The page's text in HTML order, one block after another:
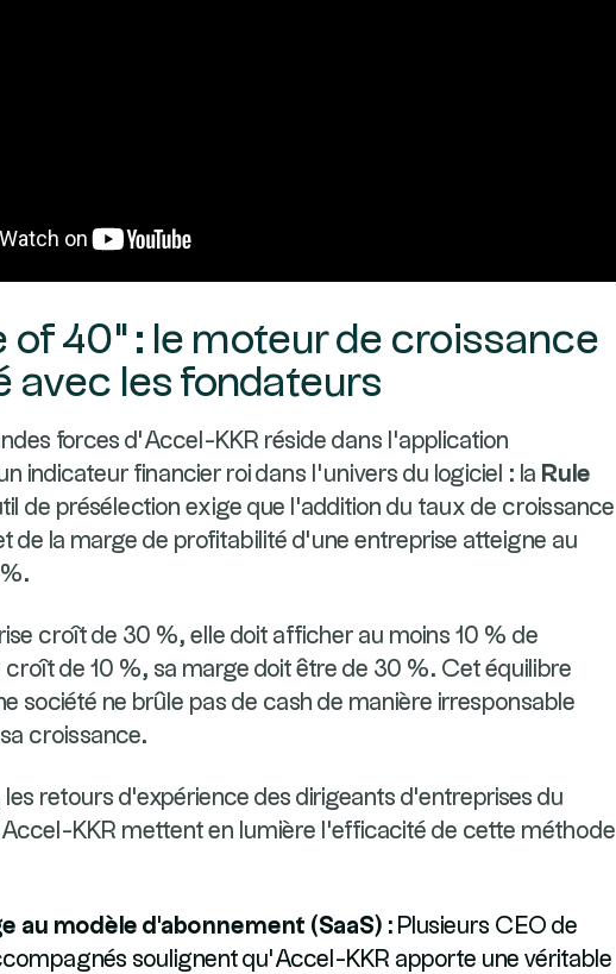
of 40" : le moteur de croissance
avec les fondateurs
forces d'Accel-KKR réside dans l'application
indicateur financier roi dans l'univers du logiciel : la Rule
de présélection exige que l'addition du taux de croissance
de la marge de profitabilité d'une entreprise atteigne au
croît de 30 %, elle doit afficher au moins 10 % de
croît de 10 %, sa marge doit être de 30 %. Cet équilibre
société ne brûle pas de cash de manière irresponsable
croissance.
retours d'expérience des dirigeants d'entreprises du
KKR mettent en lumière l'efficacité de cette méthode
au modèle d'abonnement (SaaS) : Plusieurs CEO de
soulignent qu'Accel-KKR apporte une véritable